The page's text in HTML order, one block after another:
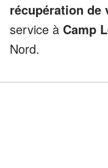
récupération de
service à Camp
Nord.